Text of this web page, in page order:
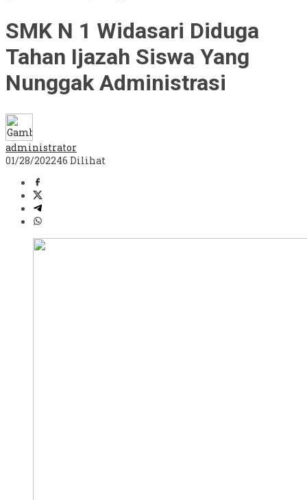
SMK N 1 Widasari Diduga
Tahan Ijazah Siswa Yang
Nunggak Administrasi
administrator
01/28/202246 Dilihat